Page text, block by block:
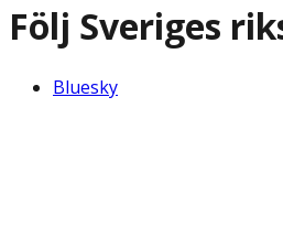
Följ Sveriges
Bluesky